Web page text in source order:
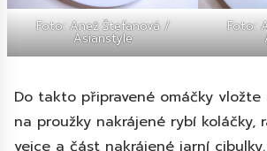
Foto: Anež Štefanová /
Asianstyle
Foto:
Do takto připravené omáčky vložte
na proužky nakrájené rybí koláčky,
vejce a část nakrájené jarní